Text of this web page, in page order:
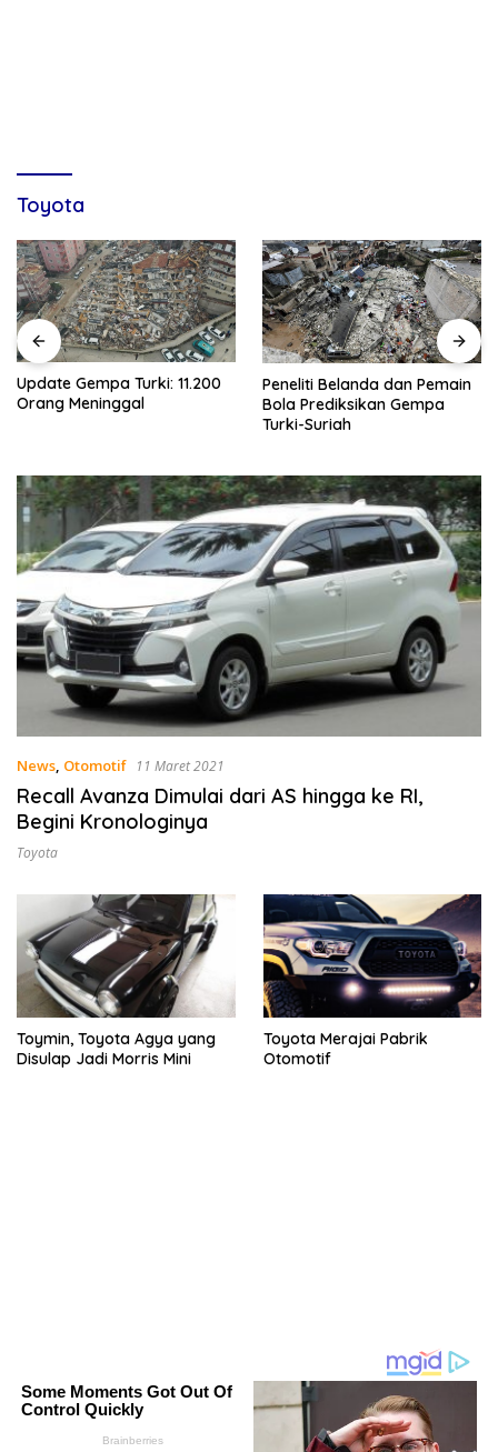
Toyota
Update Gempa Turki: 11.200
Orang Meninggal
Peneliti Belanda dan Pemain
Bola Prediksikan Gempa
Turki-Suriah
News, Otomotif 11 Maret 2021
Recall Avanza Dimulai dari AS hingga ke RI,
Begini Kronologinya
Toyota
Toymin, Toyota Agya yang
Disulap Jadi Morris Mini
Toyota Merajai Pabrik
Otomotif